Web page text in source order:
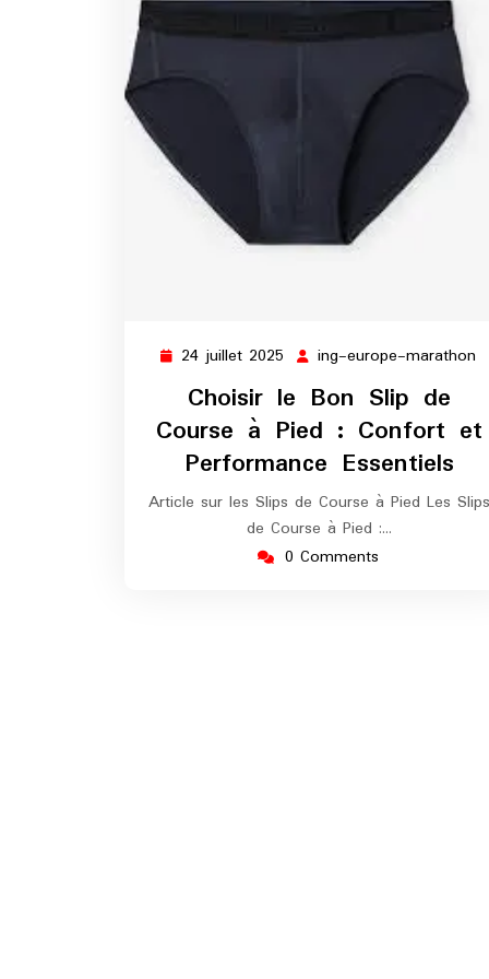
24 juillet 2025 24
juillet
2025
ing-europe-marathon
Choisir le Bon Slip de
Course à Pied : Confort et
Performance Essentiels
Article sur les Slips de Course à Pied Les Slips
de Course à Pied :…
0 Comments